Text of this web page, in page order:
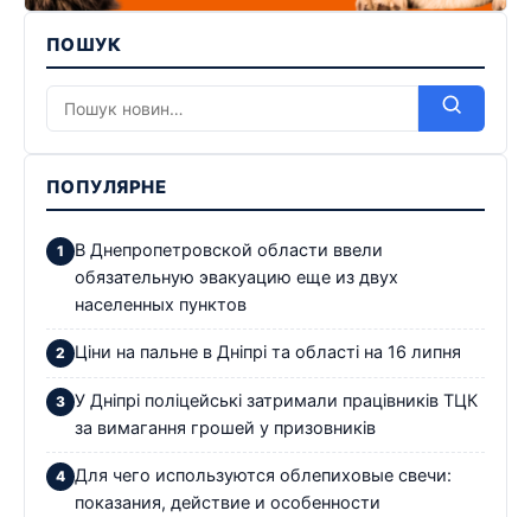
ПОШУК
ПОПУЛЯРНЕ
В Днепропетровской области ввели
обязательную эвакуацию еще из двух
населенных пунктов
Ціни на пальне в Дніпрі та області на 16 липня
У Дніпрі поліцейські затримали працівників ТЦК
за вимагання грошей у призовників
Для чего используются облепиховые свечи:
показания, действие и особенности